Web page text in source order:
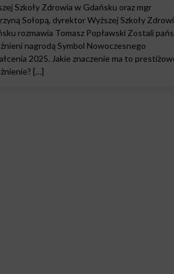
Szkoły Zdrowia w Gdańsku oraz mgr
Sołopą, dyrektor Wyższej Szkoły
rozmawia Tomasz Popławski Zostali
nagrodą Symbol Nowoczesnego
2025. Jakie znaczenie ma to
[…]